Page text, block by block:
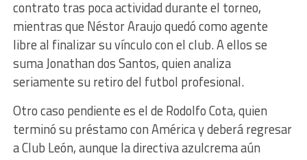
contrato tras poca actividad durante el torneo,
mientras que Néstor Araujo quedó como agente
libre al finalizar su vínculo con el club. A ellos se
suma Jonathan dos Santos, quien analiza
seriamente su retiro del futbol profesional.
Otro caso pendiente es el de Rodolfo Cota, quien
terminó su préstamo con América y deberá regresar
a Club León, aunque la directiva azulcrema aún